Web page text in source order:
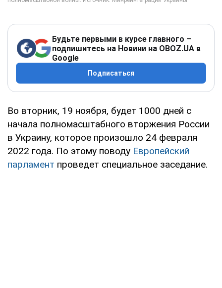
Будьте первыми в курсе главного –
подпишитесь на Новини на OBOZ.UA в
Google
Подписаться
Во вторник, 19 ноября, будет 1000 дней с
начала полномасштабного вторжения России
в Украину, которое произошло 24 февраля
2022 года. По этому поводу Европейский
парламент проведет специальное заседание.